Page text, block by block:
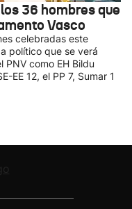
36 hombres que
Vasco
celebradas este
político que se verá
PNV como EH Bildu
EE 12, el PP 7, Sumar 1